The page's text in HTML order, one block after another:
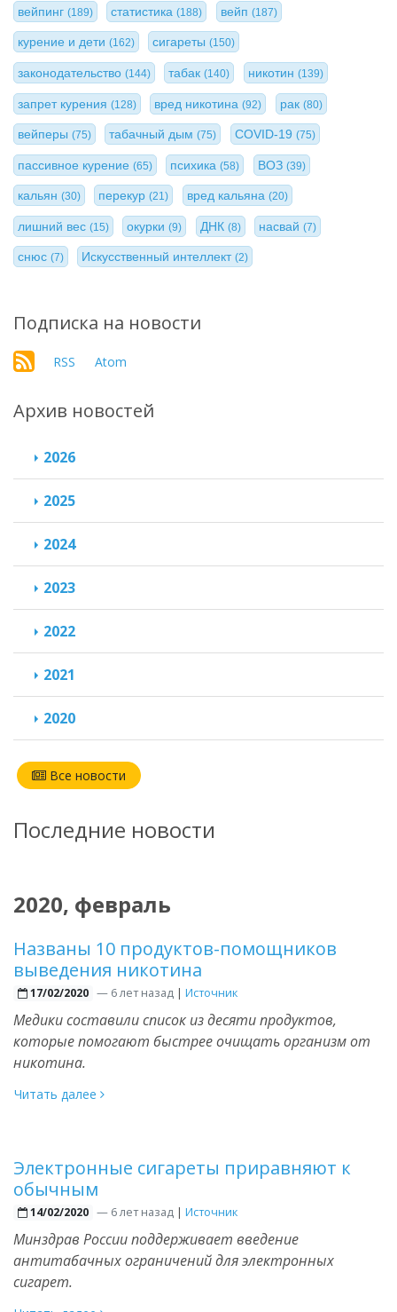
Последние новости
2020, февраль
Названы 10 продуктов-помощников
выведения никотина
17/02/2020 —6 лет назад | Источник
Медики составили список из десяти продуктов,
которые помогают быстрее очищать организм от
никотина.
Читать далее
Электронные сигареты приравняют к
обычным
14/02/2020 —6 лет назад | Источник
Минздрав России поддерживает введение
антитабачных ограничений для электронных
сигарет.
вейпинг (189) статистика(188) вейп (187)
курение и дети (162) сигареты(150)
законодательство (144) табак(140) никотин (139)
запрет курения (128) вред никотина(92) рак (80)
вейперы (75) табачный дым(75) COVID-19 (75)
пассивное курение (65) психика(58) ВОЗ (39)
кальян (30) перекур(21) вред кальяна (20)
лишний вес (15) окурки(9) ДНК (8) насвай(7)
снюс (7) Искусственный интеллект(2)
Подписка на новости
RSS Atom
Архив новостей
2026
2025
2024
2023
2022
2021
2020
Все новости